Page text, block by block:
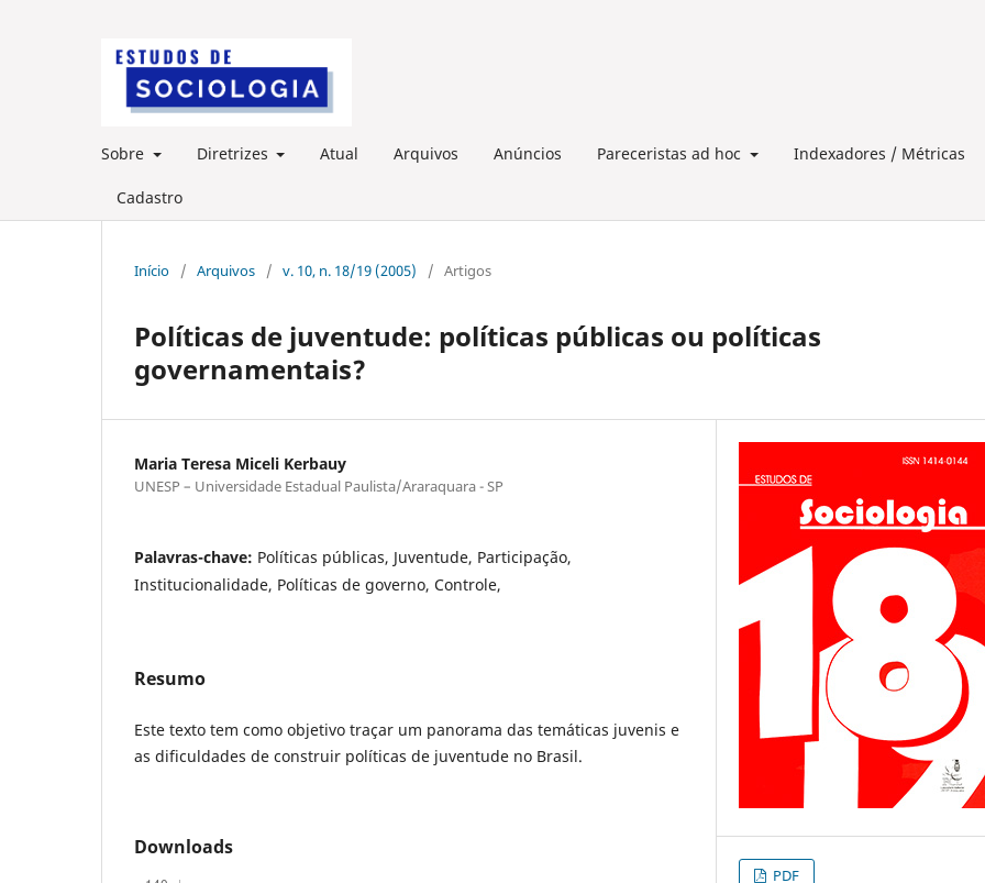
Sobre Diretrizes Atual Arquivos Anúncios Pareceristas ad hoc Indexadores / Métricas
Cadastro
Início / Arquivos / v. 10, n. 18/19 (2005) / Artigos
Políticas de juventude: políticas públicas ou políticas
governamentais?
Maria Teresa Miceli Kerbauy
UNESP – Universidade Estadual Paulista/Araraquara - SP
Palavras-chave: Políticas públicas, Juventude, Participação,
Institucionalidade, Políticas de governo, Controle,
Resumo
Este texto tem como objetivo traçar um panorama das temáticas juvenis e
as dificuldades de construir políticas de juventude no Brasil.
Downloads
PDF